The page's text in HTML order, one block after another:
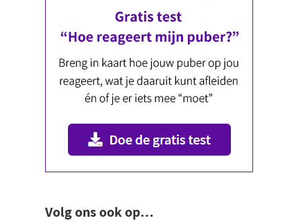
Volg ons ook op…